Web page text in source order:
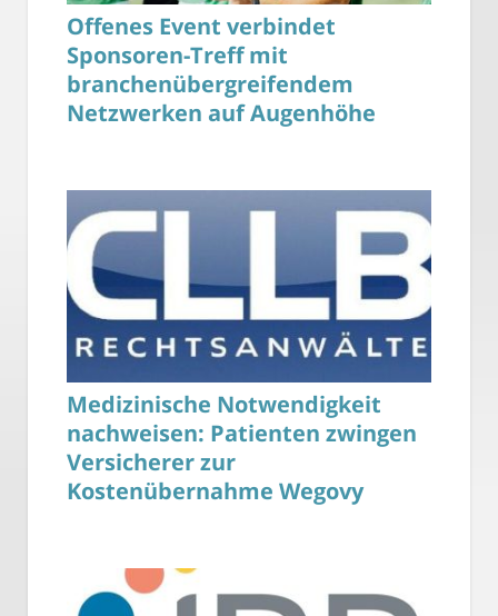
Offenes Event verbindet
Sponsoren-Treff mit
branchenübergreifendem
Netzwerken auf Augenhöhe
Medizinische Notwendigkeit
nachweisen: Patienten zwingen
Versicherer zur
Kostenübernahme Wegovy